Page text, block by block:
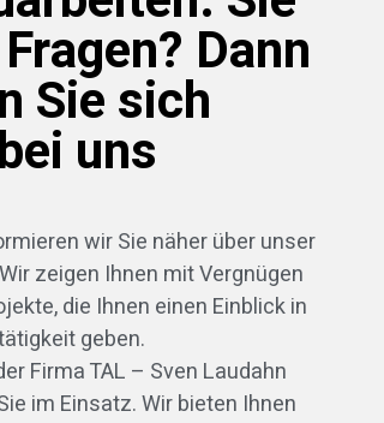
Dann
Sie sich
uns
wir Sie näher über unser
zeigen Ihnen mit Vergnügen
die Ihnen einen Einblick in
geben.
Firma TAL – Sven Laudahn
im Einsatz. Wir bieten Ihnen